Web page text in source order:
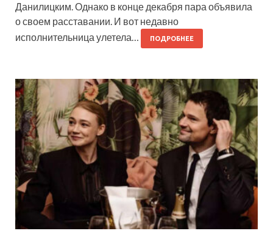
Данилицким. Однако в конце декабря пара объявила
о своем расставании. И вот недавно
исполнительница улетела…
ПОДРОБНЕЕ